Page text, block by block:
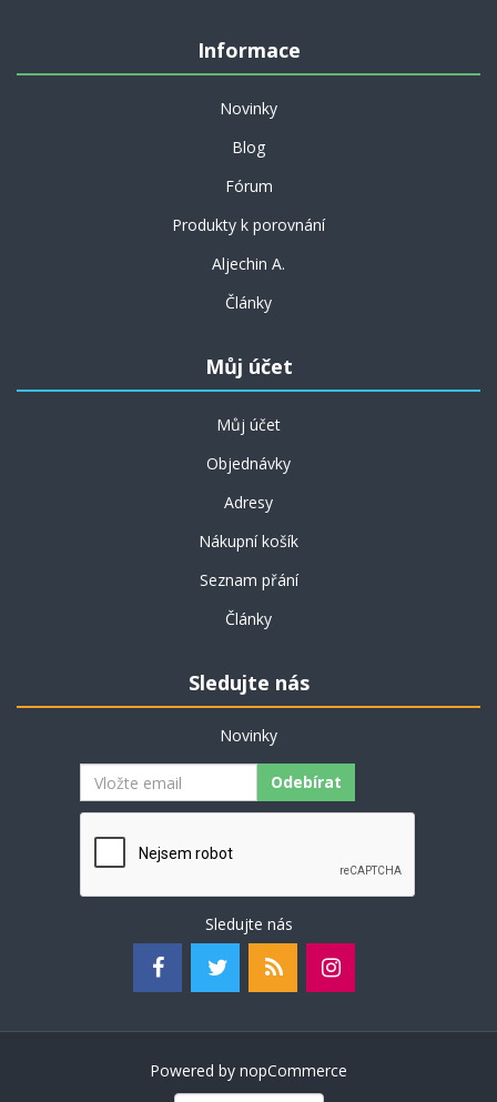
Informace
Novinky
Blog
Fórum
Produkty k porovnání
Aljechin A.
Články
Můj účet
Můj účet
Objednávky
Adresy
Nákupní košík
Seznam přání
Články
Sledujte nás
Novinky
Odebírat
Sledujte nás
Powered by nopCommerce